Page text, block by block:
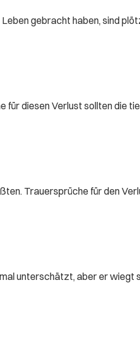
gebracht haben, sind
für diesen Verlust sollten die
Trauersprüche für den
unterschätzt, aber er wiegt